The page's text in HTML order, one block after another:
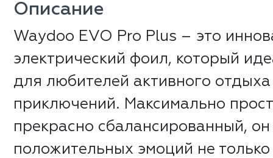
Описание
Waydoo EVO Pro Plus – это
электрический фоил, который
для любителей активного
приключений. Максимально
прекрасно сбалансированный,
положительных эмоций не